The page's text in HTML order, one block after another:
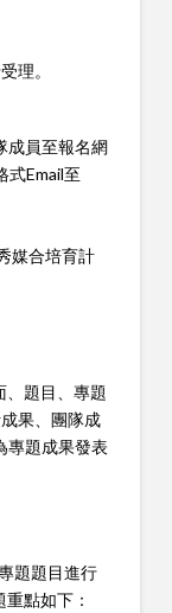
理。
成員至報名網
式Email至
媒合培育計
、題目、專題
果、團隊成
專題成果發表
題題目進行
點如下：